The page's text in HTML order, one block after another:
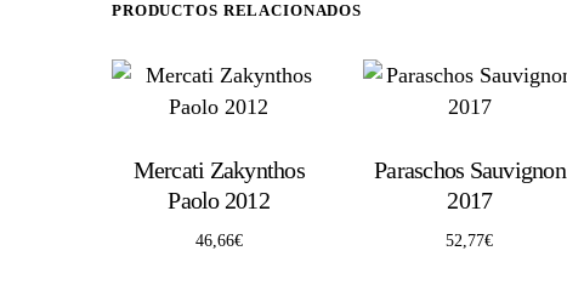
PRODUCTOS RELACIONADOS
Mercati Zakynthos
Paolo 2012
46,66€
Paraschos Sauvignon
2017
52,77€